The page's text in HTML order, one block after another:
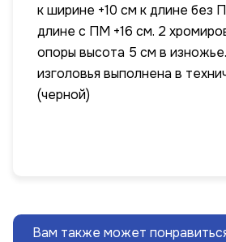
к ширине +10 см к длине без
длине с ПМ +16 см. 2
опоры высота 5 см в
изголовья выполнена в
(черной)
Вам также может